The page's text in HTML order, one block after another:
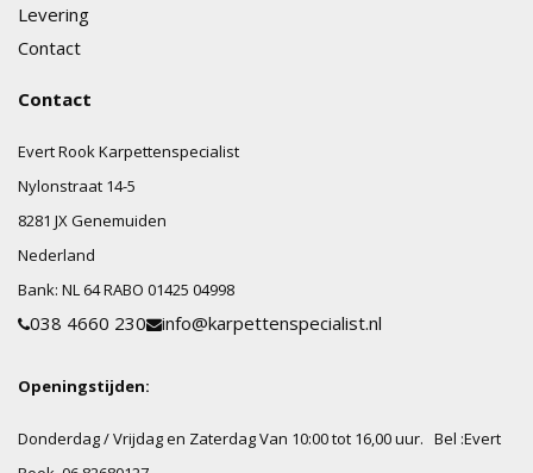
Levering
Contact
Contact
Evert Rook Karpettenspecialist
Nylonstraat 14-5
8281 JXGenemuiden
Nederland
Bank: NL 64 RABO 01425 04998
038 4660 230 info@karpettenspecialist.nl
Openingstijden:
Donderdag / Vrijdag en Zaterdag Van 10:00 tot 16,00 uur. Bel :Evert